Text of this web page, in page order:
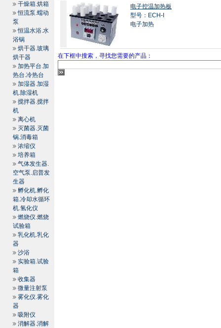
干燥箱.烘箱
恒流泵.蠕动
泵
恒温水浴.水
浴锅
烘干器.玻璃
烘干器
加热平台.加
热台.冷热台
加湿器.加湿
机.除湿机
搅拌器.搅拌
机
离心机
灭菌器.灭菌
锅.消毒箱
浓缩仪
培养箱
气体发生器.
空气泵.启普发
生器
孵化机.孵化
箱.冷却水循环
机.氢化仪
燃烧仪.燃烧
试验箱
乳化机.乳化
器
沙浴
实验箱.试验
箱
收集器
微量注射泵
雾化仪.雾化
器
吸附仪
消解器.消解
电子控温加热板
型号：ECH-I
电子加热
在下框中搜索，寻找您需要的产品：